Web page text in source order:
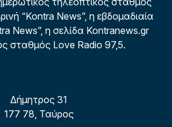
“Kontra News”, η εβδομαδιαία
News”, η σελίδα Kontranews.gr
σταθμός Love Radio 97,5.
Δήμητρος 31
177 78, Ταύρος